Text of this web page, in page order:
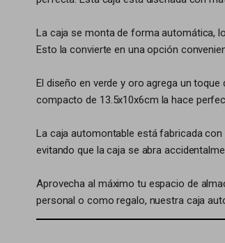
La caja se monta de forma automática,
Esto la convierte en una opción
El diseño en verde y oro agrega un
compacto de 13.5x10x6cm la hace
La caja automontable está fabricada
evitando que la caja se abra
Aprovecha al máximo tu espacio de
personal o como regalo, nuestra caja